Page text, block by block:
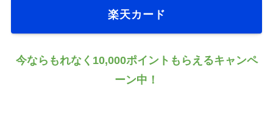
楽天カード
今ならもれなく10,000ポイントもらえるキャンペ
ーン中！